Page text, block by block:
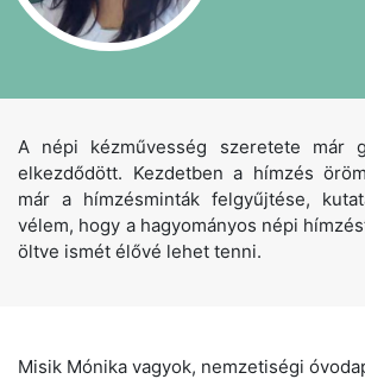
A népi kézművesség szeretete már
elkezdődött. Kezdetben a hímzés
már a hímzésminták felgyűjtése,
vélem, hogy a hagyományos népi
öltve ismét élővé lehet tenni.
Misik Mónika vagyok, nemzetiségi